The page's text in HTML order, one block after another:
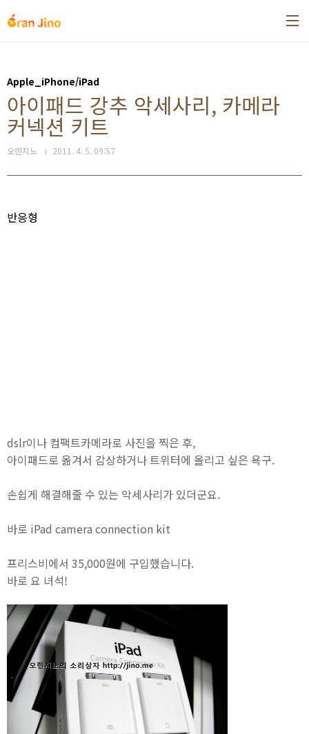
Apple_iPhone/iPad
아이패드 강추 악세사리, 카메라
커넥션 키트
오렌지노 2011. 4. 5. 09:57
반응형
dslr이나 컴팩트카메라로 사진을 찍은 후,
아이패드로 옮겨서 감상하거나 트위터에 올리고 싶은 욕구.
손쉽게 해결해줄 수 있는 악세사리가 있더군요.
바로 iPad camera connection kit
프리스비에서 35,000원에 구입했습니다.
바로 요 녀석!